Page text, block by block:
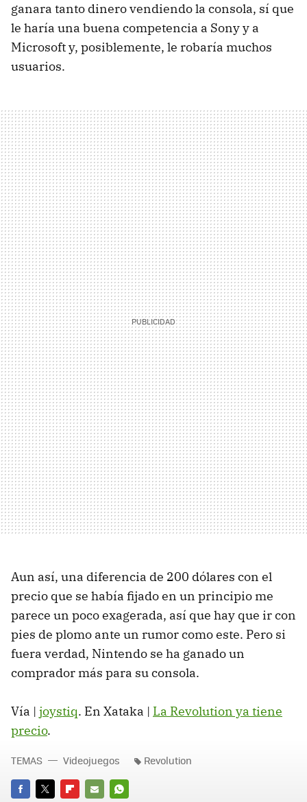
ganara tanto dinero vendiendo la consola, sí que
le haría una buena competencia a Sony y a
Microsoft y, posiblemente, le robaría muchos
usuarios.
Aun así, una diferencia de 200 dólares con el
precio que se había fijado en un principio me
parece un poco exagerada, así que hay que ir con
pies de plomo ante un rumor como este. Pero si
fuera verdad, Nintendo se ha ganado un
comprador más para su consola.
Vía | joystiq. En Xataka | La Revolution ya tiene
precio.
TEMAS Videojuegos Revolution